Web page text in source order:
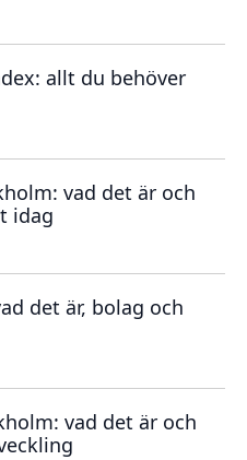
allt du behöver
vad det är och
idag
det är, bolag och
vad det är och